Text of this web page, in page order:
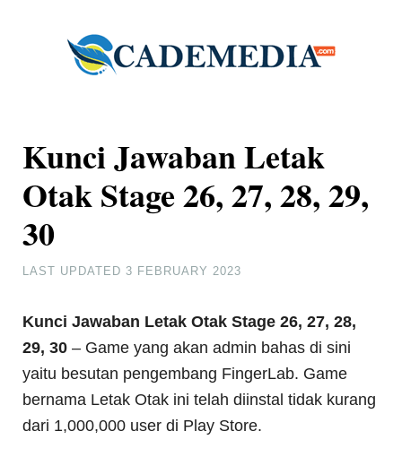
Kunci Jawaban Letak
Otak Stage 26, 27, 28, 29,
30
LAST UPDATED 3 FEBRUARY 2023
Kunci Jawaban Letak Otak Stage 26, 27, 28,
29, 30 – Game yang akan admin bahas di sini
yaitu besutan pengembang FingerLab. Game
bernama Letak Otak ini telah diinstal tidak kurang
dari 1,000,000 user di Play Store.